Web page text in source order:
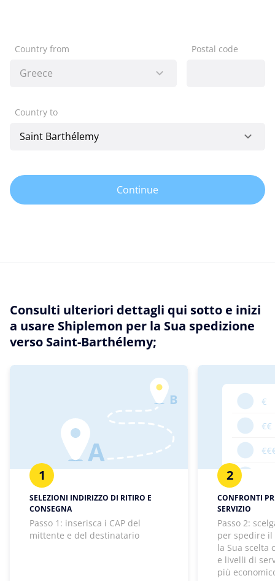
Country from Postal code
Country to
Continue
Consulti ulteriori dettagli qui sotto e inizi
a usare Shiplemon per la Sua spedizione
verso Saint-Barthélemy;
1
SELEZIONI INDIRIZZO DI RITIRO E
CONSEGNA
Passo 1: inserisca i CAP del
mittente e del destinatario
2
CONFRONTI
SERVIZIO
Passo 2:
per spedire il
la Sua scelta
e livelli di
più